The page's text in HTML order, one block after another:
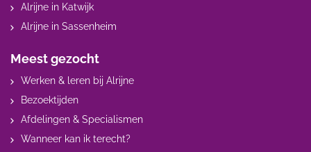
Alrijne in Katwijk
Alrijne in Sassenheim
Meest gezocht
Werken & leren bij Alrijne
Bezoektijden
Afdelingen & Specialismen
Wanneer kan ik terecht?